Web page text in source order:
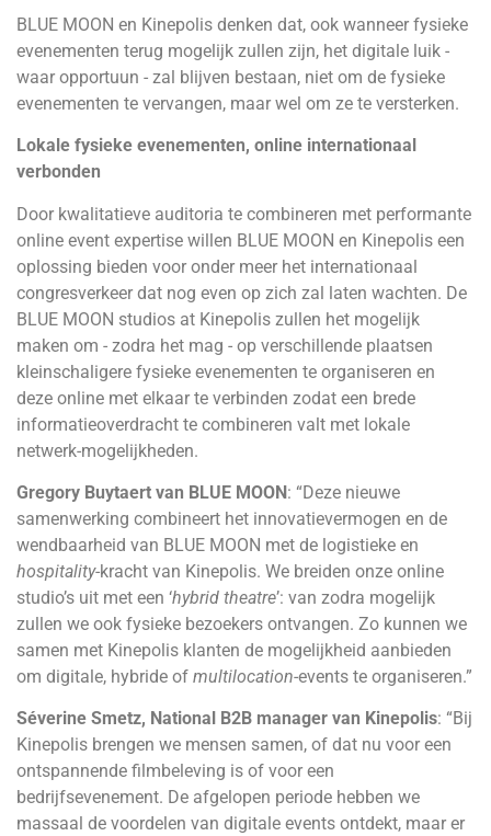
BLUE MOON en Kinepolis denken dat, ook wanneer fysieke
evenementen terug mogelijk zullen zijn, het digitale luik -
waar opportuun - zal blijven bestaan, niet om de fysieke
evenementen te vervangen, maar wel om ze te versterken.
Lokale fysieke evenementen, online internationaal
verbonden
Door kwalitatieve auditoria te combineren met performante
online event expertise willen BLUE MOON en Kinepolis een
oplossing bieden voor onder meer het internationaal
congresverkeer dat nog even op zich zal laten wachten. De
BLUE MOON studios at Kinepolis zullen het mogelijk
maken om - zodra het mag - op verschillende plaatsen
kleinschaligere fysieke evenementen te organiseren en
deze online met elkaar te verbinden zodat een brede
informatieoverdracht te combineren valt met lokale
netwerk-mogelijkheden.
Gregory Buytaert van BLUE MOON: “Deze nieuwe
samenwerking combineert het innovatievermogen en de
wendbaarheid van BLUE MOON met de logistieke en
hospitality-kracht van Kinepolis. We breiden onze online
studio’s uit met een ‘hybrid theatre’: van zodra mogelijk
zullen we ook fysieke bezoekers ontvangen. Zo kunnen we
samen met Kinepolis klanten de mogelijkheid aanbieden
om digitale, hybride of multilocation-events te organiseren.”
Séverine Smetz, National B2B manager van Kinepolis: “Bij
Kinepolis brengen we mensen samen, of dat nu voor een
ontspannende filmbeleving is of voor een
bedrijfsevenement. De afgelopen periode hebben we
massaal de voordelen van digitale events ontdekt, maar er